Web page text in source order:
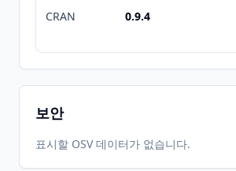
CRAN 0.9.4
보안
표시할 OSV 데이터가 없습니다.